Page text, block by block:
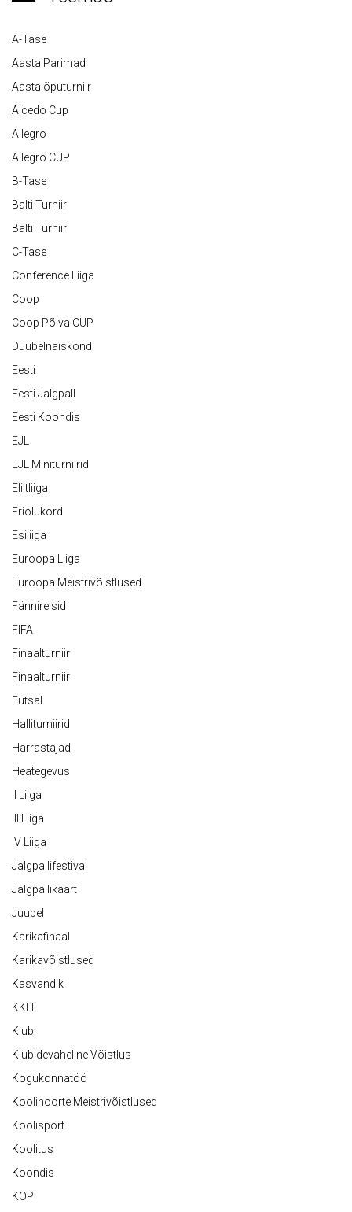
A-Tase
Aasta Parimad
Aastalõputurniir
Alcedo Cup
Allegro
Allegro CUP
B-Tase
Balti Turniir
Balti Turniir
C-Tase
Conference Liiga
Coop
Coop Põlva CUP
Duubelnaiskond
Eesti
Eesti Jalgpall
Eesti Koondis
EJL
EJL Miniturniirid
Eliitliiga
Eriolukord
Esiliiga
Euroopa Liiga
Euroopa Meistrivõistlused
Fännireisid
FIFA
Finaalturniir
Finaalturniir
Futsal
Halliturniirid
Harrastajad
Heategevus
II Liiga
III Liiga
IV Liiga
Jalgpallifestival
Jalgpallikaart
Juubel
Karikafinaal
Karikavõistlused
Kasvandik
KKH
Klubi
Klubidevaheline Võistlus
Kogukonnatöö
Koolinoorte Meistrivõistlused
Koolisport
Koolitus
Koondis
KOP